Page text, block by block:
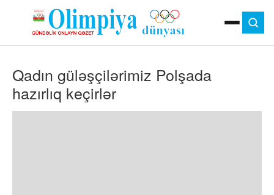
MOK
OLIMPIYA OYUNLARI
ÇAP VERSIYASI
TV
Qadın güləşçilərimiz Polşada
hazırlıq keçirlər